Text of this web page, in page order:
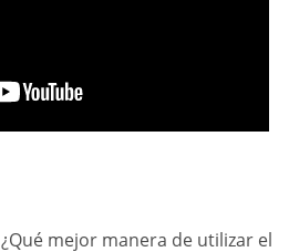
¿Qué mejor manera de utilizar el